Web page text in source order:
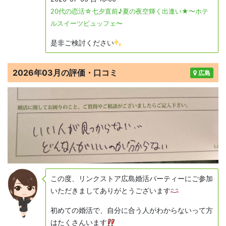
20代の恋活☆七夕直前♪夏の夜空輝く出逢い★〜ホテ
ルスイーツビュッフェ〜
是非ご検討ください
広島
2026年03月の評価・口コミ
この度、リンクストア広島婚活パーティーにご参加
いただきましてありがとうございます
初めての婚活で、自分に合う人がわからないって方
はたくさんいます